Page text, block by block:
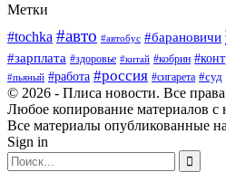
Метки
#tochka #авто #автобус #барановичи
#зарплата #здоровье #китай #кобрин
#пьяный #работа #россия #сигарета #суд
© 2026 - Плиса новости. Все
Любое копирование материалов с
Все материалы опубликованные
Sign in